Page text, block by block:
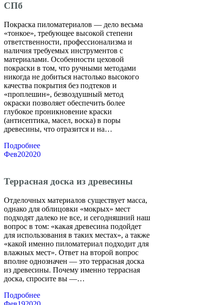
СПб
Покраска пиломатериалов — дело весьма
«тонкое», требующее высокой степени
ответственности, профессионализма и
наличия требуемых инструментов с
материалами. Особенности цеховой
покраски в том, что ручными методами
никогда не добиться настолько высокого
качества покрытия без подтеков и
«проплешин», безвоздушный метод
окраски позволяет обеспечить более
глубокое проникновение краски
(антисептика, масел, воска) в поры
древесины, что отразится и на…
Подробнее
Фев202020
Террасная доска из древесины
Отделочных материалов существует масса,
однако для облицовки «мокрых» мест
подходят далеко не все, и сегодняшний наш
вопрос в том: «какая древесина подойдет
для использования в таких местах», а также
«какой именно пиломатериал подходит для
влажных мест». Ответ на второй вопрос
вполне однозначен — это террасная доска
из древесины. Почему именно террасная
доска, спросите вы —…
Подробнее